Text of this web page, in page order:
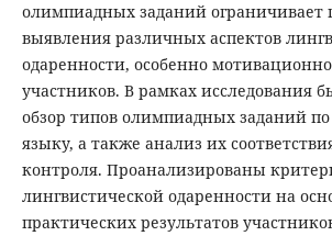
олимпиадных заданий ограничивает
выявления различных аспектов
одаренности, особенно
участников. В рамках исследования
обзор типов олимпиадных заданий
языку, а также анализ их
контроля. Проанализированы
лингвистической одаренности на
практических результатов